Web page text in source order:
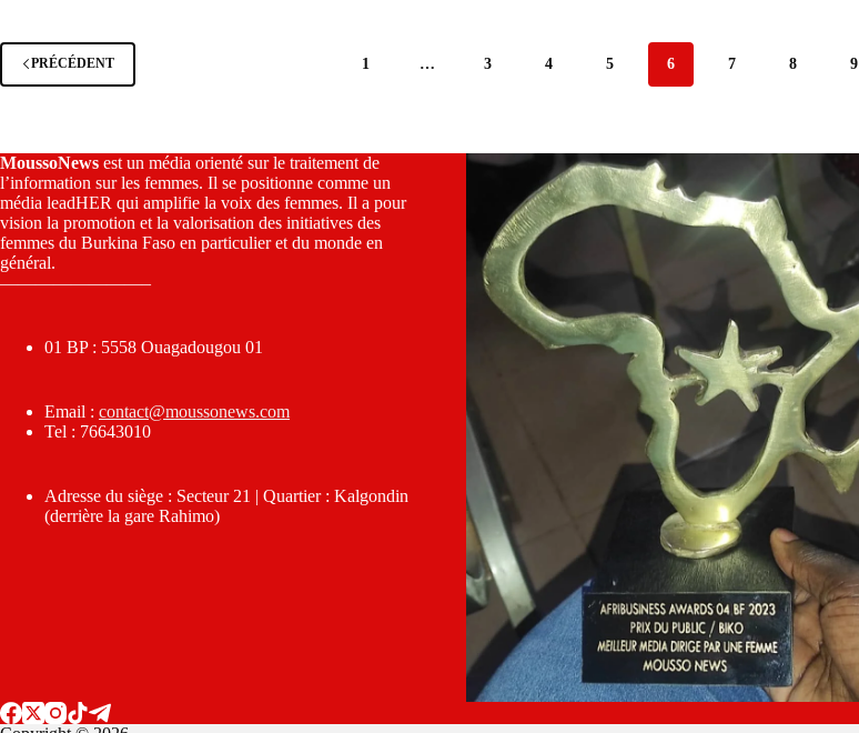
PRÉCÉDENT 1 … 3 4 5 6 7 8 9
MoussoNews est un média orienté sur le traitement de
l’information sur les femmes. Il se positionne comme un
média leadHER qui amplifie la voix des femmes. Il a pour
vision la promotion et la valorisation des initiatives des
femmes du Burkina Faso en particulier et du monde en
général.
————————–
01 BP : 5558 Ouagadougou 01
Email : contact@moussonews.com
Tel : 76643010
Adresse du siège : Secteur 21 | Quartier : Kalgondin
(derrière la gare Rahimo)